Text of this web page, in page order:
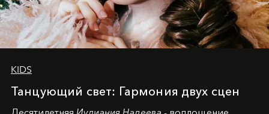
KIDS
Танцующий свет: Гармония двух сцен